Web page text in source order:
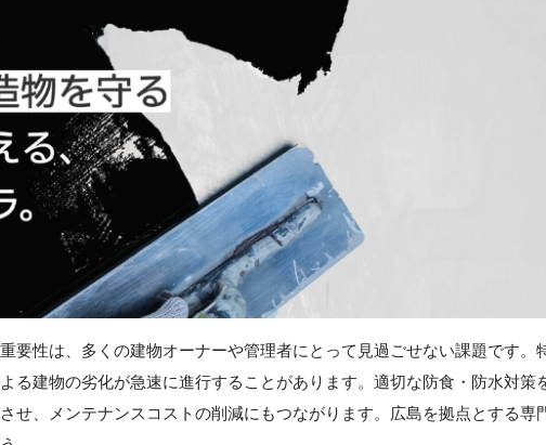
要性は、多くの建物オーナーや管理者にとって見過ごせない課題です。
る建物の劣化が急速に進行することがあります。適切な防食・防水対策
せ、メンテナンスコストの削減にもつながります。広島を拠点とする専